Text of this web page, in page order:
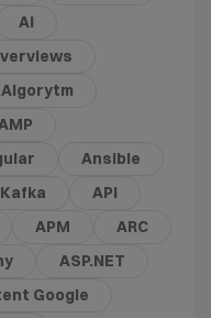
AI
Algorytm
Ansible
API
APM
ARC
ASP.NET
Google